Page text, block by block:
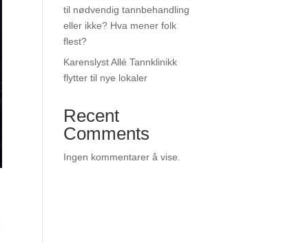
til nødvendig tannbehandling
eller ikke? Hva mener folk
flest?
Karenslyst Allé Tannklinikk
flytter til nye lokaler
Recent
Comments
Ingen kommentarer å vise.